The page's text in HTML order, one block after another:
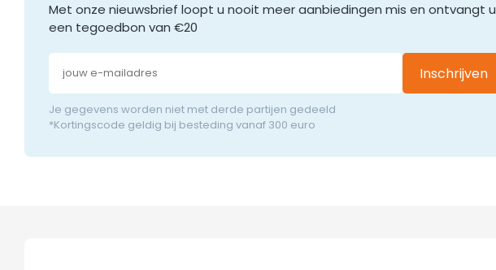
Met onze nieuwsbrief loopt u nooit meer aanbiedingen mis en ontvangt u
een tegoedbon van €20
Inschrijven
Je gegevens worden niet met derde partijen gedeeld
*Kortingscode geldig bij besteding vanaf 300 euro